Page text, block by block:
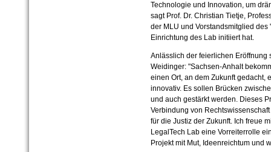
Technologie und Innovation, um
sagt Prof. Dr. Christian Tietje,
der MLU und Vorstandsmitglied
Einrichtung des Lab initiiert hat.
Anlässlich der feierlichen Eröffnung
Weidinger: "Sachsen-Anhalt
einen Ort, an dem Zukunft gedacht,
innovativ. Es sollen Brücken
und auch gestärkt werden. Dieses
Verbindung von
für die Justiz der Zukunft. Ich freue
LegalTech Lab eine Vorreiterrolle
Projekt mit Mut, Ideenreichtum und